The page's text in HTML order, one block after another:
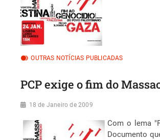
OUTRAS NOTÍCIAS PUBLICADAS
PCP exige o fim do
18 de Janeiro de 2009
Com o lema
Documento